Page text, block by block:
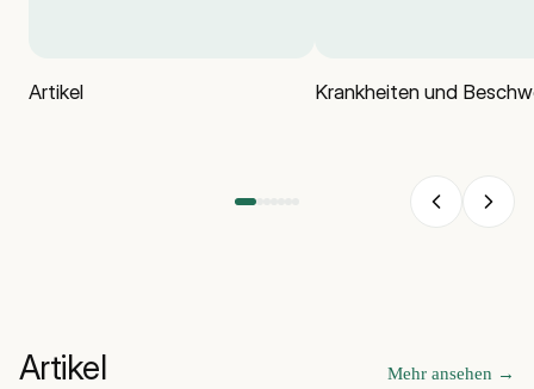
Artikel Krankheiten und
Artikel Mehr ansehen →